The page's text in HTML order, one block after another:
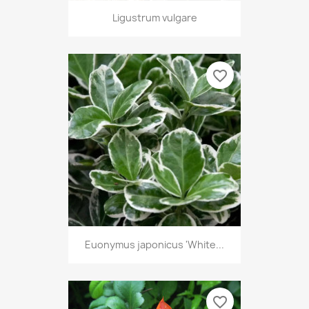
Ligustrum vulgare
Euonymus japonicus 'White...
favorite_border
favorite_border